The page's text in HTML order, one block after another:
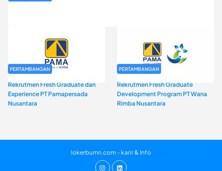
PERTAMBANGAN
Rekrutmen Fresh Graduate dan
Experience PT Pamapersada
Nusantara
PERTAMBANGAN
Rekrutmen Fresh Graduate
Development Program PT Wana
Rimba Nusantara
lokerbumn.com - karir & Info